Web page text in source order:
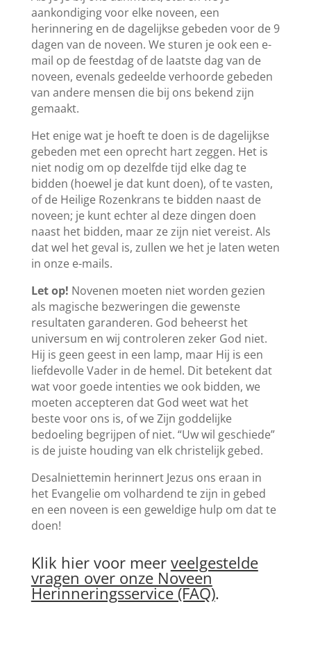
aankondiging voor elke noveen, een
herinnering en de dagelijkse gebeden voor de 9
dagen van de noveen. We sturen je ook een e-
mail op de feestdag of de laatste dag van de
noveen, evenals gedeelde verhoorde gebeden
van andere mensen die bij ons bekend zijn
gemaakt.
Het enige wat je hoeft te doen is de dagelijkse
gebeden met een oprecht hart zeggen. Het is
niet nodig om op dezelfde tijd elke dag te
bidden (hoewel je dat kunt doen), of te vasten,
of de Heilige Rozenkrans te bidden naast de
noveen; je kunt echter al deze dingen doen
naast het bidden, maar ze zijn niet vereist. Als
dat wel het geval is, zullen we het je laten weten
in onze e-mails.
Let op! Novenen moeten niet worden gezien
als magische bezweringen die gewenste
resultaten garanderen. God beheerst het
universum en wij controleren zeker God niet.
Hij is geen geest in een lamp, maar Hij is een
liefdevolle Vader in de hemel. Dit betekent dat
wat voor goede intenties we ook bidden, we
moeten accepteren dat God weet wat het
beste voor ons is, of we Zijn goddelijke
bedoeling begrijpen of niet. “Uw wil geschiede”
is de juiste houding van elk christelijk gebed.
Desalniettemin herinnert Jezus ons eraan in
het Evangelie om volhardend te zijn in gebed
en een noveen is een geweldige hulp om dat te
doen!
Klik hier voor meer veelgestelde
vragen over onze Noveen
Herinneringsservice (FAQ).